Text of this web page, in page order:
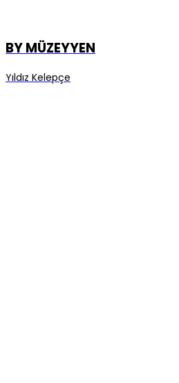
BY MÜZEYYEN
Yıldız Kelepçe